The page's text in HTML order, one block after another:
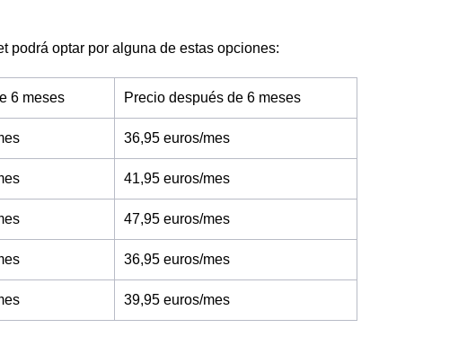
podrá optar por alguna de estas opciones:
6 meses Precio después de 6 meses
36,95 euros/mes
41,95 euros/mes
47,95 euros/mes
36,95 euros/mes
39,95 euros/mes